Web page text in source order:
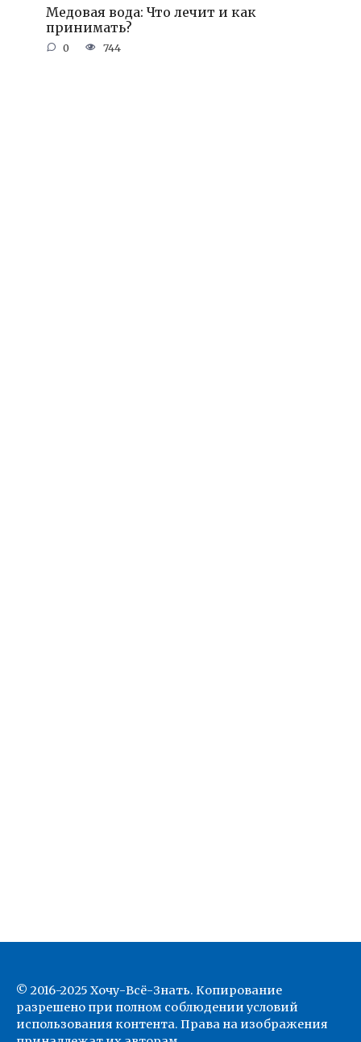
Медовая вода: Что лечит и как
принимать?
0 744
© 2016-2025 Хочу-Всё-Знать. Копирование
разрешено при полном соблюдении условий
использования контента. Права на изображения